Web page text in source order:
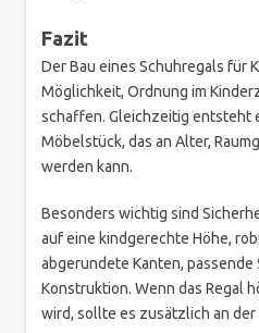
Fazit
Der Bau eines Schuhregals für
Möglichkeit, Ordnung im
schaffen. Gleichzeitig entsteht
Möbelstück, das an Alter,
werden kann.
Besonders wichtig sind
auf eine kindgerechte Höhe,
abgerundete Kanten,
Konstruktion. Wenn das Regal
wird, sollte es zusätzlich an